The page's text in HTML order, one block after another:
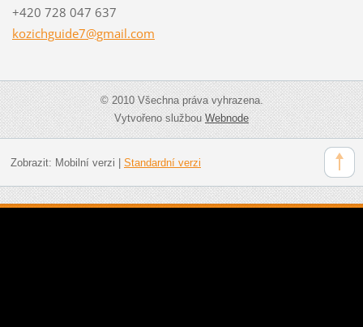
+420 728 047 637
kozichguide7@gmail.com
© 2010 Všechna práva vyhrazena.
Vytvořeno službouWebnode
Zobrazit: Mobilní verzi Standardní verzi